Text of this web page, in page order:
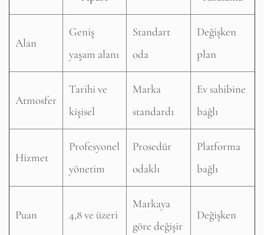
Alan
Geniş
yaşam alanı
Standart
oda
Değişken
plan
Atmosfer
Tarihi ve
kişisel
Marka
standardı
Ev sahibine
bağlı
Hizmet
Profesyonel
yönetim
Prosedür
odaklı
Platforma
bağlı
Puan 4,8 ve üzeri
Markaya
göre değişir
Değişken